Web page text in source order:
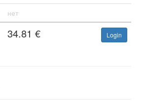
нет
34.81 € Login